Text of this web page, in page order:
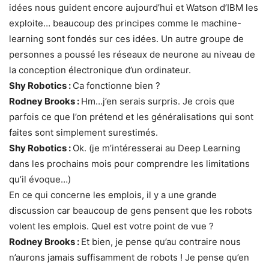
idées nous guident encore aujourd’hui et Watson d’IBM les
exploite… beaucoup des principes comme le machine-
learning sont fondés sur ces idées. Un autre groupe de
personnes a poussé les réseaux de neurone au niveau de
la conception électronique d’un ordinateur.
Shy Robotics : Ca fonctionne bien ?
Rodney Brooks : Hm…j’en serais surpris. Je crois que
parfois ce que l’on prétend et les généralisations qui sont
faites sont simplement surestimés.
Shy Robotics : Ok. (je m’intéresserai au Deep Learning
dans les prochains mois pour comprendre les limitations
qu’il évoque…)
En ce qui concerne les emplois, il y a une grande
discussion car beaucoup de gens pensent que les robots
volent les emplois. Quel est votre point de vue ?
Rodney Brooks : Et bien, je pense qu’au contraire nous
n’aurons jamais suffisamment de robots ! Je pense qu’en